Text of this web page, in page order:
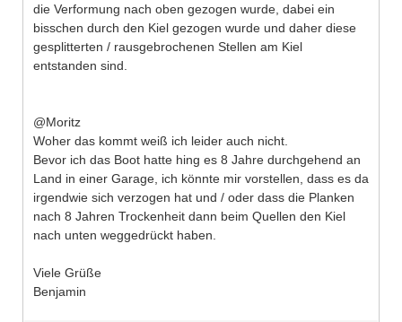
die Verformung nach oben gezogen wurde, dabei ein
bisschen durch den Kiel gezogen wurde und daher diese
gesplitterten / rausgebrochenen Stellen am Kiel
entstanden sind.
@Moritz
Woher das kommt weiß ich leider auch nicht.
Bevor ich das Boot hatte hing es 8 Jahre durchgehend an
Land in einer Garage, ich könnte mir vorstellen, dass es da
irgendwie sich verzogen hat und / oder dass die Planken
nach 8 Jahren Trockenheit dann beim Quellen den Kiel
nach unten weggedrückt haben.
Viele Grüße
Benjamin